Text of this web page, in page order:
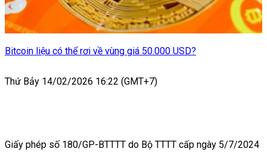
Bitcoin liệu có thể rơi về vùng giá 50.000 USD?
Thứ Bảy 14/02/2026 16:22 (GMT+7)
Giấy phép số 180/GP-BTTTT do Bộ TTTT cấp ngày 5/7/2024